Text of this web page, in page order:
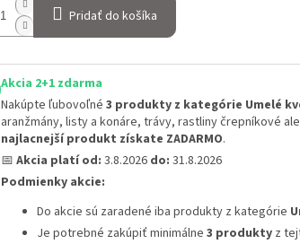
Pridať do košíka
Akcia 2+1 zdarma
Nakúpte ľubovoľné 3 produkty z kategórie Umelé
aranžmány, listy a konáre, trávy, rastliny črepníkové
najlacnejší produkt získate ZADARMO.
📅 Akcia platí od: 3.8.2026 do: 31.8.2026
Podmienky akcie:
Do akcie sú zaradené iba produkty z kategórie
Je potrebné zakúpiť minimálne 3 produkty z